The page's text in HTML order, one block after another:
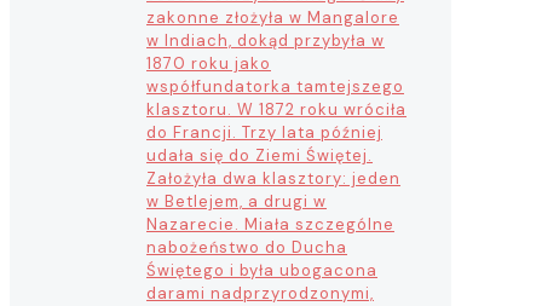
zakonne złożyła w Mangalore
w Indiach, dokąd przybyła w
1870 roku jako
współfundatorka tamtejszego
klasztoru. W 1872 roku wróciła
do Francji. Trzy lata później
udała się do Ziemi Świętej.
Założyła dwa klasztory: jeden
w Betlejem, a drugi w
Nazarecie. Miała szczególne
nabożeństwo do Ducha
Świętego i była ubogacona
darami nadprzyrodzonymi,